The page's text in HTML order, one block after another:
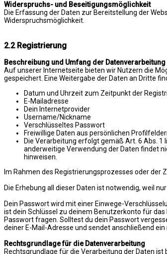
Widerspruchs- und Beseitigungsmöglichkeit
Die Erfassung der Daten zur Bereitstellung der
Widerspruchsmöglichkeit.
2.2 Registrierung
Beschreibung und Umfang der Datenverarbeitung
Auf unserer Internetseite bieten wir Nutzern die
gespeichert. Eine Weitergabe der Daten an Dritte
Datum und Uhrzeit zum Zeitpunkt der
E-Mailadresse
Dein Internetprovider
Username/Nickname
Verschlüsseltes Passwort
Freiwillige Daten aus persönlichen
Die Verarbeitung erfolgt gemäß Art. 6 Abs. 1
anderweitige Verwendung der Daten findet
hinweisen.
Im Rahmen des Registrierungsprozesses oder
Die Erhebung all dieser Daten ist notwendig, weil
Dein Passwort wird mit einer Einwege-
ist dein Schlüssel zu deinem Benutzerkonto für
Passwort fragen. Solltest du dein Passwort
deiner E-Mail-Adresse und sendet anschließend
Rechtsgrundlage für die Datenverarbeitung
Rechtsgrundlage für die Verarbeitung der Daten ist